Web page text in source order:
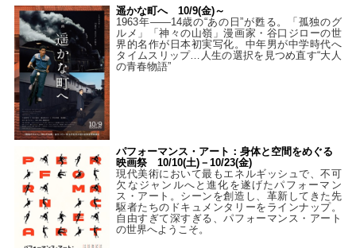
遥かな町へ 10/9(金)～
1963年――14歳の“あの日”が甦る。「孤独のグ
ルメ」「神々の山嶺」漫画家・谷口ジローの世
界的名作が日本初実写化。中年男が中学時代へ
タイムスリップ…人生の選択を見つめ直す“大人
の青春物語”
パフォーマンス・アート：身体と空間をめぐる
映画祭 10/10(土)－10/23(金)
現代美術において最もエネルギッシュで、不可
欠なジャンルへと進化を遂げたパフォーマン
ス・アート。シーンを創造し、革新してきた先
駆者たちのドキュメンタリーをラインナップ。
自由すぎて深すぎる、パフォーマンス・アート
の世界へようこそ。